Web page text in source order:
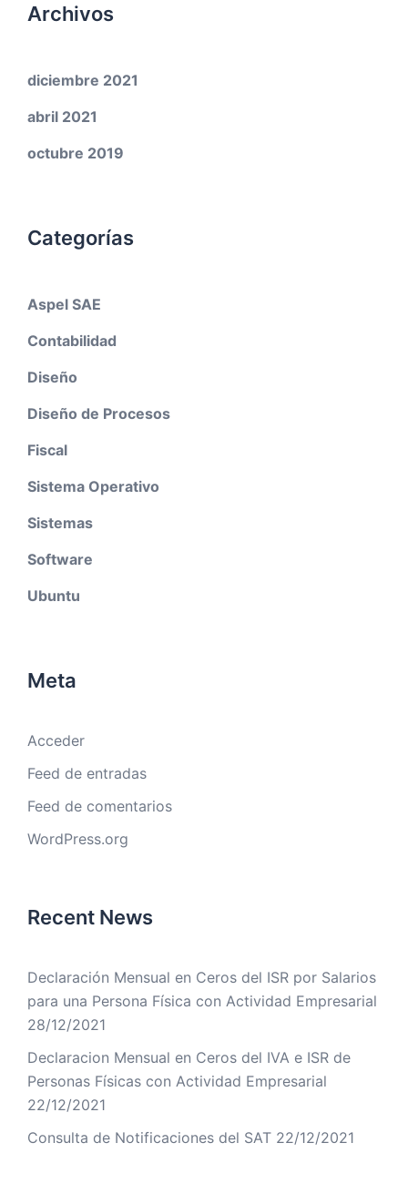
Archivos
diciembre 2021
abril 2021
octubre 2019
Categorías
Aspel SAE
Contabilidad
Diseño
Diseño de Procesos
Fiscal
Sistema Operativo
Sistemas
Software
Ubuntu
Meta
Acceder
Feed de entradas
Feed de comentarios
WordPress.org
Recent News
Declaración Mensual en Ceros del ISR por Salarios
para una Persona Física con Actividad Empresarial
28/12/2021
Declaracion Mensual en Ceros del IVA e ISR de
Personas Físicas con Actividad Empresarial
22/12/2021
Consulta de Notificaciones del SAT 22/12/2021